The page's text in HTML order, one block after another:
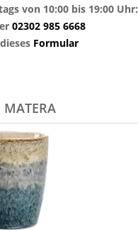
von 10:00 bis 19:00 Uhr:
02302 985 6668
Formular